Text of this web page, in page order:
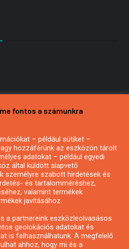
vagy hírlevél
fontos a számunkra
– például sütiket –
hozzáférünk az eszközön tárolt
adatokat – például egyedi
által küldött alapvető
személyre szabott hirdetések és
és tartalomméréshez,
valamint termékek
javításához.
a partnereink eszközleolvasásos
geolokációs adatokat és
is felhasználhatunk. A megfelelő
ahhoz, hogy mi és a